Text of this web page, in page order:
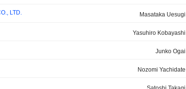
LTD. Masataka Uesugi
Yasuhiro Kobayashi
Junko Ogai
Nozomi Yachidate